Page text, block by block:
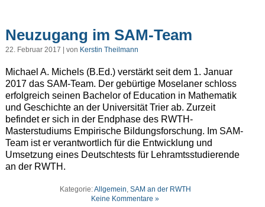
Neuzugang im SAM-Team
22. Februar 2017 | von Kerstin Theilmann
Michael A. Michels (B.Ed.) verstärkt seit dem 1. Januar
2017 das SAM-Team. Der gebürtige Moselaner schloss
erfolgreich seinen Bachelor of Education in Mathematik
und Geschichte an der Universität Trier ab. Zurzeit
befindet er sich in der Endphase des RWTH-
Masterstudiums Empirische Bildungsforschung. Im SAM-
Team ist er verantwortlich für die Entwicklung und
Umsetzung eines Deutschtests für Lehramtsstudierende
an der RWTH.
Kategorie:Allgemein SAM an der RWTH
Keine Kommentare »